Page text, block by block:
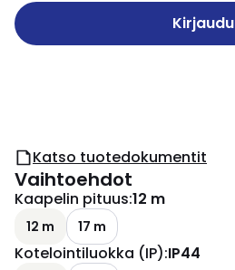
Kirjaudu
Katso tuotedokumentit
Vaihtoehdot
Kaapelin pituus:12 m
12 m 17 m
Kotelointiluokka (IP):IP44